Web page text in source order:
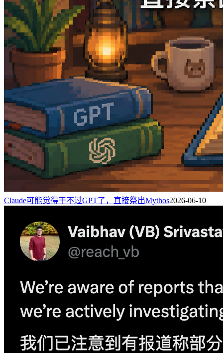
Claude可能觉得干不过GPT了，直接祭出Mythos2026-06-10